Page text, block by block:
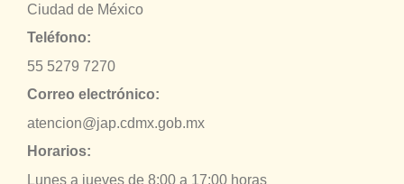
Ciudad de México
Teléfono:
55 5279 7270
Correo electrónico:
atencion@jap.cdmx.gob.mx
Horarios:
Lunes a jueves de 8:00 a 17:00 horas